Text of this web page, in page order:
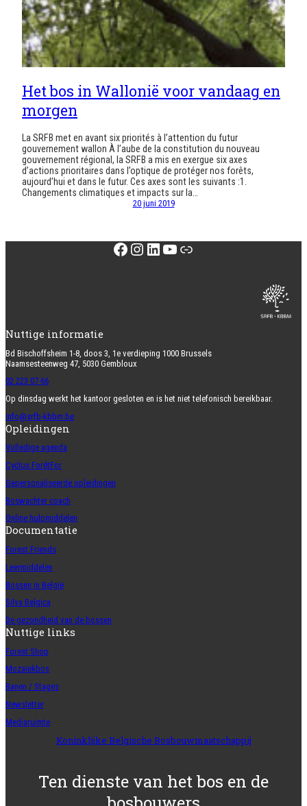
Het bos in Wallonië voor vandaag en
morgen
La SRFB met en avant six priorités à l’attention du futur
gouvernement wallon À l’aube de la constitution du nouveau
gouvernement régional, la SRFB a mis en exergue six axes
d’actions prioritaires dans l’optique de protéger nos forêts,
aujourd’hui et dans le futur. Ces axes sont les suivants :1.
Changements climatiques et impacts sur la…
20 juni 2019
Facebook
Instagram
LinkedIn
YouTube
Link
Nuttige informatie
Bd Bischoffsheim 1-8, doos 3, 1e verdieping 1000 Brussels
Naamsesteenweg 47, 5030 Gembloux
02 223 07 66
Op dinsdag werkt het kantoor gesloten en is het niet telefonisch bereikbaar.
info@srfb-kbbm.be
Opleidingen
Volledige agenda
Cyclus ForêtFor
Gepersonaliseerde opleidingen
Boswachter coach
Online hulpmiddelen
Documentatie
Forest Friends
Leermiddelen
Bossen in België
Silva Belgica
De gezondheid van de bossen
Nuttige links
Forest Shop
Mozaïekbos
Banen / Stages
Newsletter
Mediaruimte
Koninklijke Belgische Bosbouwmaatschappij
Ten dienste van het bos en de